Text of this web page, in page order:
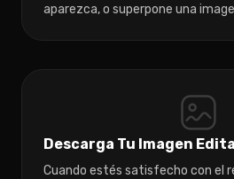
aparezca, o superpone una
Descarga Tu Imagen
Cuando estés satisfecho con el